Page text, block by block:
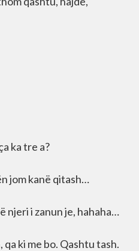
ka tre a?
jom kanë qitash…
njeri i zanun je, hahaha…
ki me bo. Qashtu tash.